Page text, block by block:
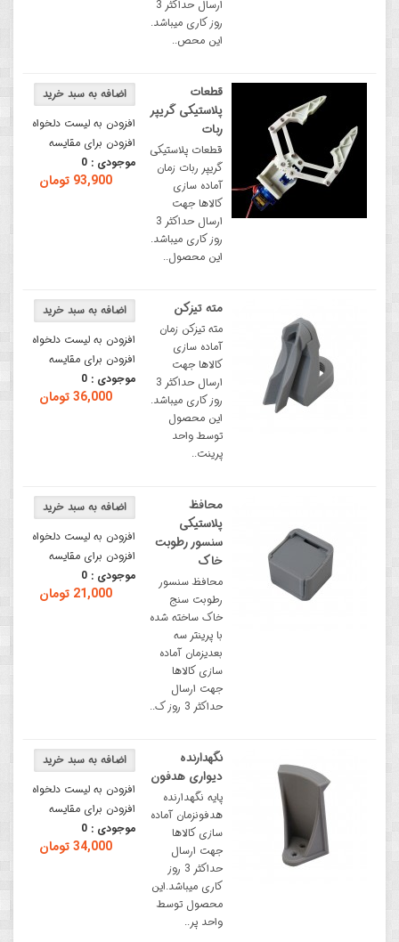
ارسال حداکثر 3
روز کاری میباشد.
این محص..
افزودن به لیست دلخواه
افزودن برای مقایسه
موجودی : 0
93,900 تومان
قطعات
پلاستیکی گریپر
ربات
قطعات پلاستیکی
گریپر ربات زمان
آماده سازی
کالاها جهت
ارسال حداکثر 3
روز کاری میباشد.
این محصول..
افزودن به لیست دلخواه
افزودن برای مقایسه
موجودی : 0
36,000 تومان
مته تیزکن
مته تیزکن زمان
آماده سازی
کالاها جهت
ارسال حداکثر 3
روز کاری میباشد.
این محصول
توسط واحد
پرینت..
افزودن به لیست دلخواه
افزودن برای مقایسه
موجودی : 0
21,000 تومان
محافظ
پلاستیکی
سنسور رطوبت
خاک
محافظ سنسور
رطوبت سنج
خاک ساخته شده
با پرینتر سه
بعدیزمان آماده
سازی کالاها
جهت ارسال
حداکثر 3 روز ک..
افزودن به لیست دلخواه
افزودن برای مقایسه
موجودی : 0
34,000 تومان
نگهدارنده
دیواری هدفون
پایه نگهدارنده
هدفونزمان آماده
سازی کالاها
جهت ارسال
حداکثر 3 روز
کاری میباشد.این
محصول توسط
واحد پر..